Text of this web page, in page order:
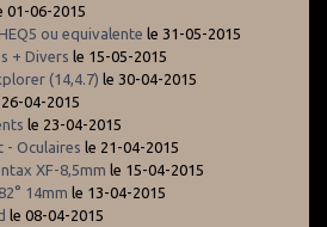
01-06-2015
ou equivalente le 31-05-2015
+ Divers le 15-05-2015
(14,4.7) le 30-04-2015
04-2015
le 23-04-2015
- Oculaires le 21-04-2015
XF-8,5mm le 15-04-2015
14mm le 13-04-2015
le 08-04-2015